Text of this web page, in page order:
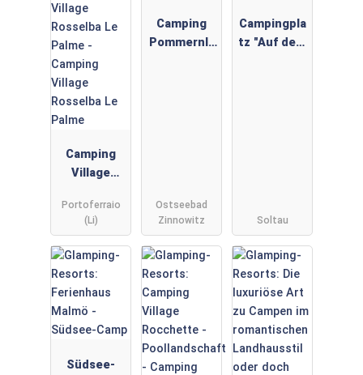
Camping
Village
Palme
Portoferraio
(Li)
Camping
Pommernla
Ostseebad
Zinnowitz
Campingpla
tz "Auf dem
Soltau
Südsee-